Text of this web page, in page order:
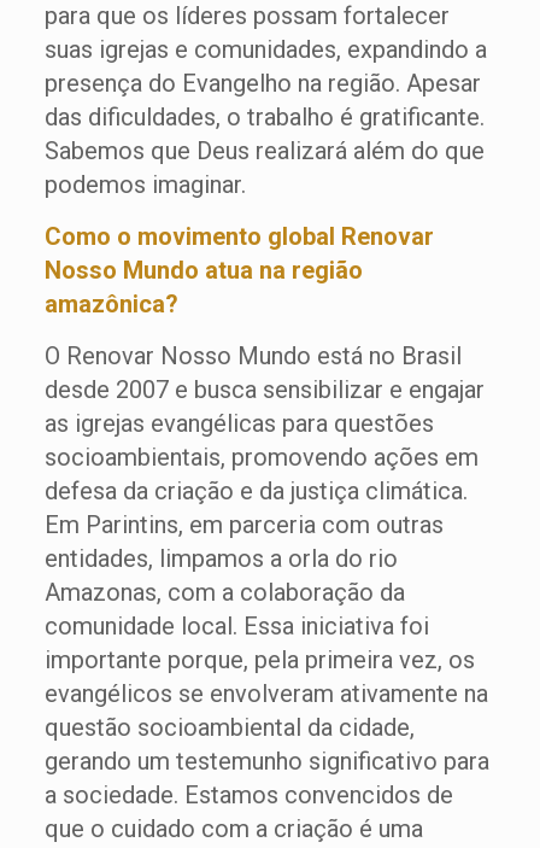
para que os líderes possam fortalecer
suas igrejas e comunidades, expandindo a
presença do Evangelho na região. Apesar
das dificuldades, o trabalho é gratificante.
Sabemos que Deus realizará além do que
podemos imaginar.
Como o movimento global Renovar
Nosso Mundo atua na região
amazônica?
O Renovar Nosso Mundo está no Brasil
desde 2007 e busca sensibilizar e engajar
as igrejas evangélicas para questões
socioambientais, promovendo ações em
defesa da criação e da justiça climática.
Em Parintins, em parceria com outras
entidades, limpamos a orla do rio
Amazonas, com a colaboração da
comunidade local. Essa iniciativa foi
importante porque, pela primeira vez, os
evangélicos se envolveram ativamente na
questão socioambiental da cidade,
gerando um testemunho significativo para
a sociedade. Estamos convencidos de
que o cuidado com a criação é uma